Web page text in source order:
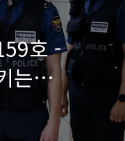
호 -
는